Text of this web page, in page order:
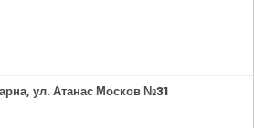
ул. Атанас Москов №31